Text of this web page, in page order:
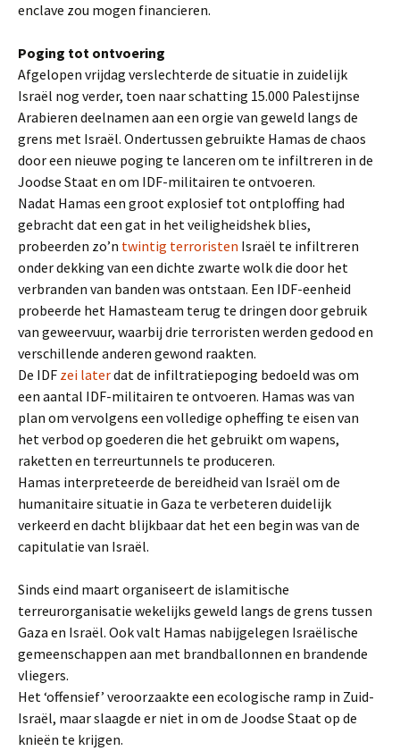
enclave zou mogen financieren.
Poging tot ontvoering
Afgelopen vrijdag verslechterde de situatie in zuidelijk
Israël nog verder, toen naar schatting 15.000 Palestijnse
Arabieren deelnamen aan een orgie van geweld langs de
grens met Israël. Ondertussen gebruikte Hamas de chaos
door een nieuwe poging te lanceren om te infiltreren in de
Joodse Staat en om IDF-militairen te ontvoeren.
Nadat Hamas een groot explosief tot ontploffing had
gebracht dat een gat in het veiligheidshek blies,
probeerden zo’n twintig terroristen Israël te infiltreren
onder dekking van een dichte zwarte wolk die door het
verbranden van banden was ontstaan. Een IDF-eenheid
probeerde het Hamasteam terug te dringen door gebruik
van geweervuur, waarbij drie terroristen werden gedood en
verschillende anderen gewond raakten.
De IDF zei laterdat de infiltratiepoging bedoeld was om
een aantal IDF-militairen te ontvoeren. Hamas was van
plan om vervolgens een volledige opheffing te eisen van
het verbod op goederen die het gebruikt om wapens,
raketten en terreurtunnels te produceren.
Hamas interpreteerde de bereidheid van Israël om de
humanitaire situatie in Gaza te verbeteren duidelijk
verkeerd en dacht blijkbaar dat het een begin was van de
capitulatie van Israël.
Sinds eind maart organiseert de islamitische
terreurorganisatie wekelijks geweld langs de grens tussen
Gaza en Israël. Ook valt Hamas nabijgelegen Israëlische
gemeenschappen aan met brandballonnen en brandende
vliegers.
Het ‘offensief’ veroorzaakte een ecologische ramp in Zuid-
Israël, maar slaagde er niet in om de Joodse Staat op de
knieën te krijgen.